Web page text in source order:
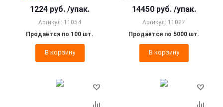
1224 руб. /упак.
Артикул: 11054
Продаётся по 100 шт.
В корзину
14450 руб. /упак.
Артикул: 11027
Продаётся по 5000 шт.
В корзину